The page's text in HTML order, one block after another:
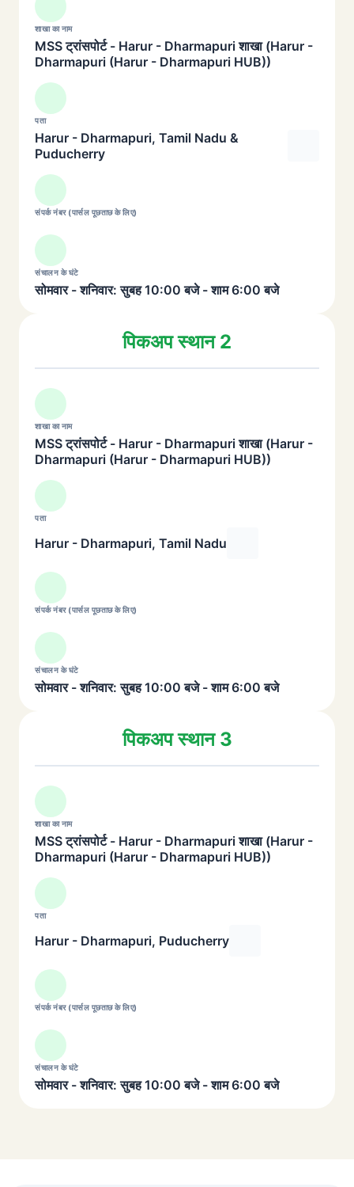
शाखा का नाम
MSS ट्रांसपोर्ट - Harur - Dharmapuri शाखा (Harur -
Dharmapuri (Harur - Dharmapuri HUB))
पता
Harur - Dharmapuri, Tamil Nadu &
Puducherry
संपर्क नंबर (पार्सल पूछताछ के लिए)
संचालन के घंटे
सोमवार - शनिवार: सुबह 10:00 बजे - शाम 6:00 बजे
पिकअप स्थान 2
शाखा का नाम
MSS ट्रांसपोर्ट - Harur - Dharmapuri शाखा (Harur -
Dharmapuri (Harur - Dharmapuri HUB))
पता
Harur - Dharmapuri, Tamil Nadu
संपर्क नंबर (पार्सल पूछताछ के लिए)
संचालन के घंटे
सोमवार - शनिवार: सुबह 10:00 बजे - शाम 6:00 बजे
पिकअप स्थान 3
शाखा का नाम
MSS ट्रांसपोर्ट - Harur - Dharmapuri शाखा (Harur -
Dharmapuri (Harur - Dharmapuri HUB))
पता
Harur - Dharmapuri, Puducherry
संपर्क नंबर (पार्सल पूछताछ के लिए)
संचालन के घंटे
सोमवार - शनिवार: सुबह 10:00 बजे - शाम 6:00 बजे